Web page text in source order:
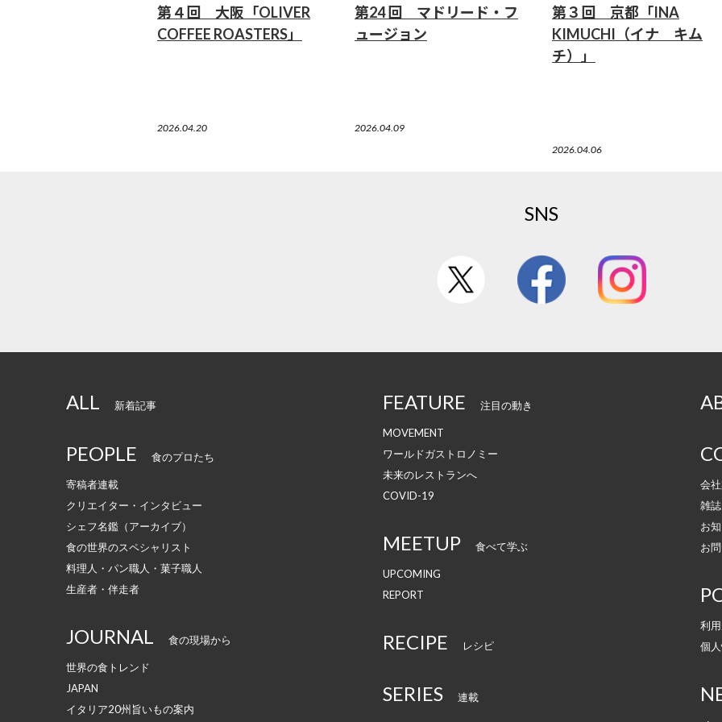
第４回 大阪「OLIVER
COFFEE ROASTERS」
2026.04.20
第24 回 マドリード・フ
ュージョン
2026.04.09
第３回 京都「INA
KIMUCHI（イナ キム
チ）」
2026.04.06
SNS
ALL 新着記事
PEOPLE 食のプロたち
寄稿者連載
クリエイター・インタビュー
シェフ名鑑（アーカイブ）
食の世界のスペシャリスト
料理人・パン職人・菓子職人
生産者・伴走者
JOURNAL 食の現場から
世界の食トレンド
JAPAN
イタリア20州旨いもの案内
FEATURE 注目の動き
MOVEMENT
ワールドガストロノミー
未来のレストランへ
COVID-19
MEETUP 食べて学ぶ
UPCOMING
REPORT
RECIPE レシピ
SERIES 連載
会
雑誌
お
お
利
個